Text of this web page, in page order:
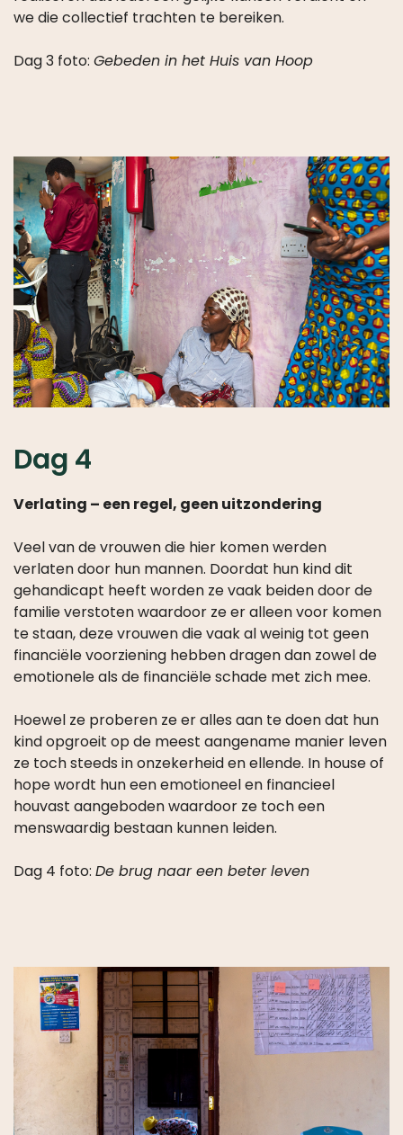
Verlating – een regel, geen uitzondering
verlaten door hun mannen. Doordat hun kind dit
gehandicapt heeft worden ze vaak beiden door de
familie verstoten waardoor ze er alleen voor komen
te staan, deze vrouwen die vaak al weinig tot geen
financiële voorziening hebben dragen dan zowel de
emotionele als de financiële schade met zich mee.
kind opgroeit op de meest aangename manier leven
ze toch steeds in onzekerheid en ellende. In house of
hope wordt hun een emotioneel en financieel
houvast aangeboden waardoor ze toch een
menswaardig bestaan kunnen leiden.